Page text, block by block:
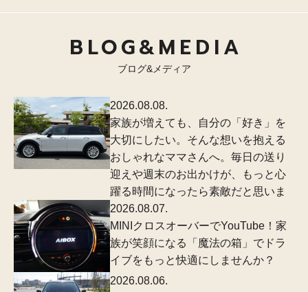
BLOG&MEDIA
ブログ&メディア
2026.08.08.
家族が増えても、自分の「好き」を
大切にしたい。そんな想いを抱える
おしゃれなママさんへ。毎日の送り
迎えや週末のお出かけが、もっと心
躍る時間になったら素敵だと思いま
2026.08.07.
MINIクロスオーバーでYouTube！家
族が笑顔になる「魔法の箱」でドラ
イブをもっと快適にしませんか？
2026.08.06.